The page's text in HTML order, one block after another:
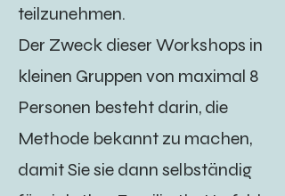
teilzunehmen.
Der Zweck dieser Workshops in
kleinen Gruppen von maximal 8
Personen besteht darin, die
Methode bekannt zu machen,
damit Sie sie dann selbständig